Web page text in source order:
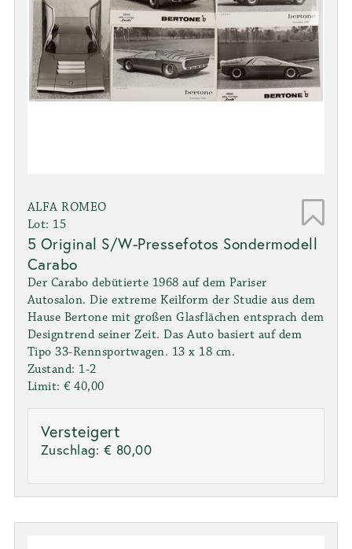
ALFA ROMEO
Lot: 15
5 Original S/W-Pressefotos Sondermodell
Carabo
Der Carabo debütierte 1968 auf dem Pariser
Autosalon. Die extreme Keilform der Studie aus dem
Hause Bertone mit großen Glasflächen entsprach dem
Designtrend seiner Zeit. Das Auto basiert auf dem
Tipo 33-Rennsportwagen. 13 x 18 cm.
Zustand: 1-2
Limit: € 40,00
Versteigert
Zuschlag: € 80,00